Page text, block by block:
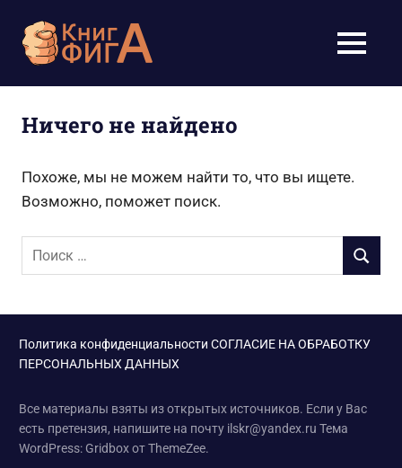
содержимому
для
школьников
11
класс
бесплатно
онлайн,
скачать
pdf
МЕНЮ
Ничего не найдено
Похоже, мы не можем найти то, что вы ищете.
Возможно, поможет поиск.
Поиск
для:
ПОИСК
Политика конфиденциальности СОГЛАСИЕ НА ОБРАБОТКУ
ПЕРСОНАЛЬНЫХ ДАННЫХ
Все материалы взяты из открытых источников. Если у Вас
есть претензия, напишите на почту ilskr@yandex.ru Тема
WordPress: Gridbox от ThemeZee.